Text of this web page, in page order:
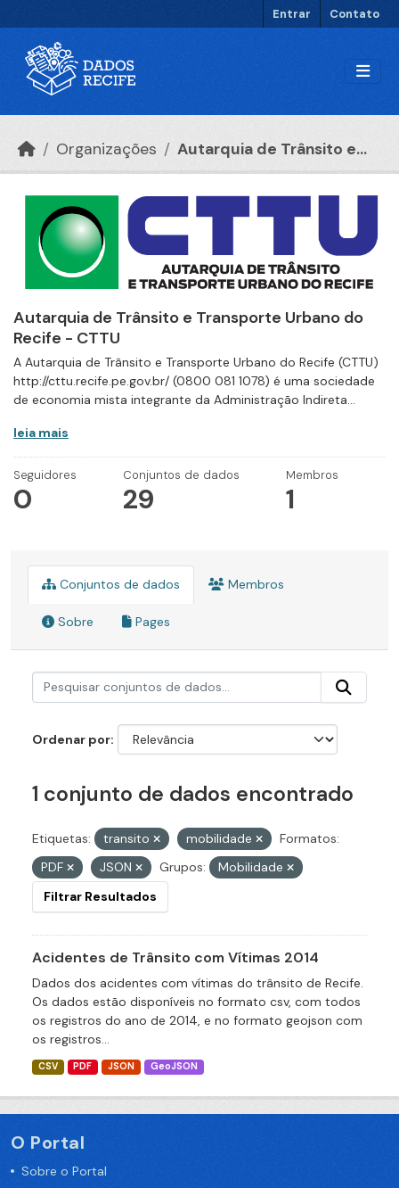
Entrar Contato
Organizações Autarquia de Trânsito e...
Autarquia de Trânsito e Transporte Urbano do
Recife - CTTU
A Autarquia de Trânsito e Transporte Urbano do Recife (CTTU)
http://cttu.recife.pe.gov.br/ (0800 081 1078) é uma sociedade
de economia mista integrante da Administração Indireta...
leia mais
Seguidores
0
Conjuntos de dados
29
Membros
1
Conjuntos de dados Membros
Sobre Pages
Ordenar por
1 conjunto de dados encontrado
Etiquetas: transito mobilidade
Formatos:
PDF
JSON Grupos:
Mobilidade
Filtrar Resultados
Acidentes de Trânsito com Vítimas 2014
Dados dos acidentes com vítimas do trânsito de Recife.
Os dados estão disponíveis no formato csv, com todos
os registros do ano de 2014, e no formato geojson com
os registros...
CSV PDF JSON GeoJSON
O Portal
Sobre o Portal